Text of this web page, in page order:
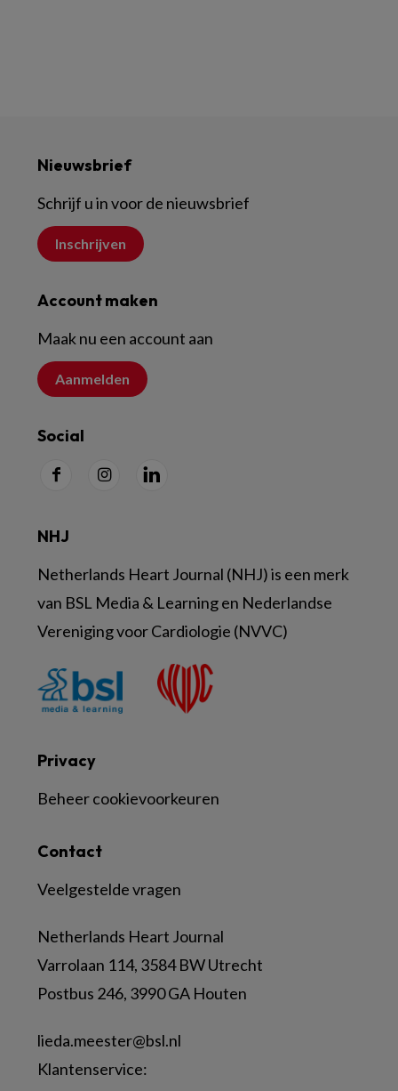
Nieuwsbrief
Schrijf u in voor de nieuwsbrief
Inschrijven
Account maken
Maak nu een account aan
Aanmelden
Social
Contact
Veelgestelde vragen
Netherlands Heart Journal
Varrolaan 114, 3584 BW Utrecht
Postbus 246, 3990 GA Houten
lieda.meester@bsl.nl
Klantenservice:
Privacy
Beheer cookievoorkeuren
NHJ
Netherlands Heart Journal (NHJ) is een merk
van BSL Media & Learning en Nederlandse
Vereniging voor Cardiologie (NVVC)